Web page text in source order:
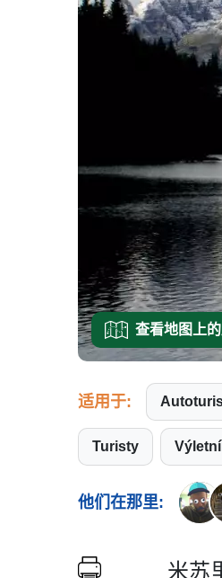
查看地图上
适用于:
Turisty
他们在那里:
米苏